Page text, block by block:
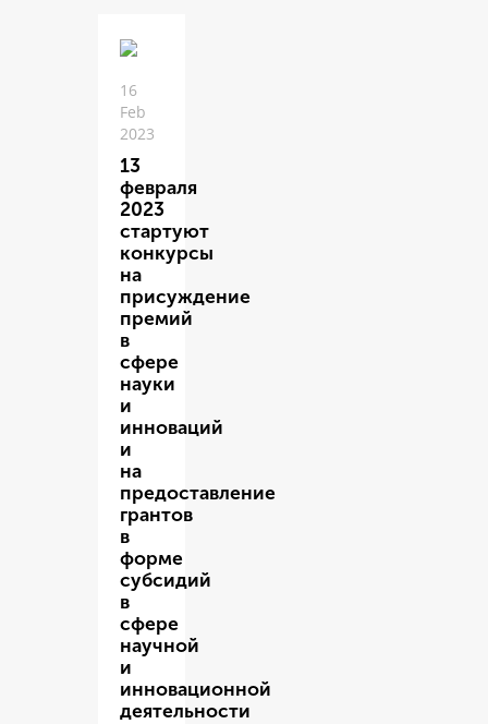
16
Feb
2023
13
февраля
2023
стартуют
конкурсы
на
присуждение
премий
в
сфере
науки
и
инноваций
и
на
предоставление
грантов
в
форме
субсидий
в
сфере
научной
и
инновационной
деятельности